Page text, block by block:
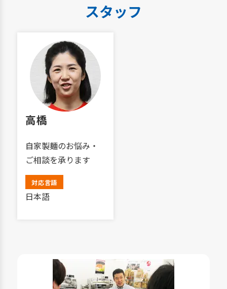
スタッフ
高橋
自家製麺のお悩み・
ご相談を承ります
対応言語
日本語